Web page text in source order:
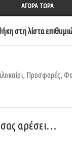
ΑΓΟΡΆ ΤΏΡΑ
στη λίστα
, Προσφορές,
αρέσει…